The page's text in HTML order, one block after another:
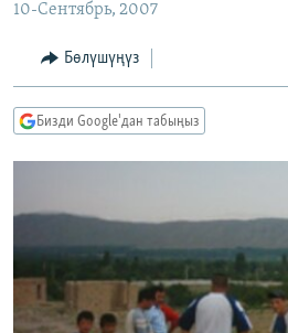
МАДАНИЯТ
ТВ ПРОГРАММАЛАР
БҮГҮН АЗАТТЫКТА
ЭЖЕ-СИҢДИЛЕР
АЗАТТЫК+
ЫҢГАЙСЫЗ СУРООЛОР
ПОДКАСТ
Русский
ОНЛАЙН ШЕРИНЕ
10-Сентябрь, 2007
Бөлүшүңүз
Бизди Google'дан табыңыз